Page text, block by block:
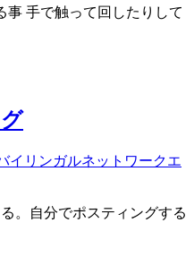
事 手で触って回したりして
イリンガルネットワークエ
。自分でポスティングする